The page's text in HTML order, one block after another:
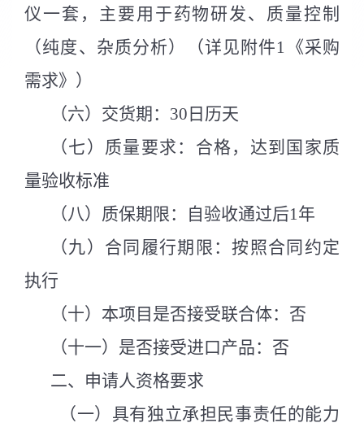
仪一套，主要用于药物研发、质量控制
（纯度、杂质分析）（详见附件1 《采购
需求》）
（六） 交货期： 30 日历天
（七 ） 质量要求：合格，达到国家质
量验收标准
（八） 质保期限：自验收通过后1年
（九） 合同履行期限：按照合同约定
执行
（十） 本项目是否接受联合体：否
（十一） 是否接受进口产品：否
二、申请人资格要求
（一） 具有独立承担民事责任的能力